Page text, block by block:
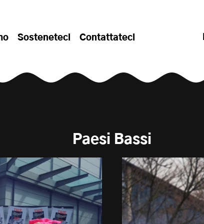
Sosteneteci Contattateci
Paesi Bassi